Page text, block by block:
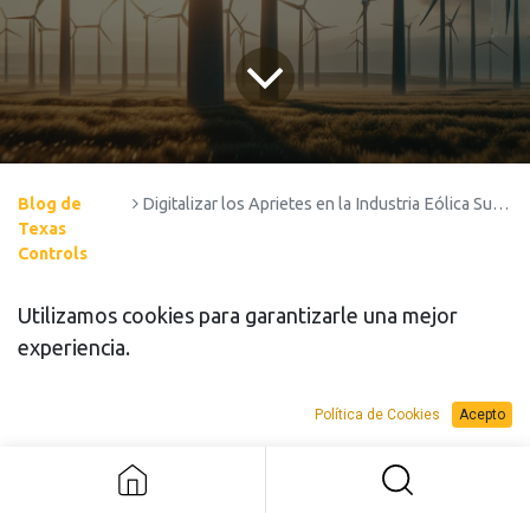
Blog de
Texas
Controls
Digitalizar los Aprietes en la Industria Eólica Supone una Mejora de la Eficiencia en un 30%
En la industria eólica,
el apriete correcto de los
pernos es crucial para la eficiencia y la seguridad
de los pernos que mantienen unidos los
componentes críticos de los aerogeneradores.
Digitalizar este proceso no solo garantiza una
trazabilidad perfecta y un control del estado de
Utilizamos cookies para garantizarle una mejor
experiencia.
Política de Cookies Acepto